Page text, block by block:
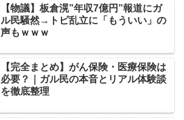
【物議】板倉滉”年収7億円”報道にガ
ル民騒然→トピ乱立に「もういい」の
声もｗｗｗ
【完全まとめ】がん保険・医療保険は
必要？｜ガル民の本音とリアル体験談
を徹底整理